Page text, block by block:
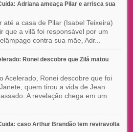
Adriana ameaça Pilar e arrisca sua
até a casa de Pilar (Isabel Teixeira)
que a vilã foi responsável por um
contra sua mãe, Adr...
Ronei descobre que Zilá matou
Acelerado, Ronei descobre que foi
quem tirou a vida de Jean
A revelação chega em um
caso Arthur Brandão tem reviravolta